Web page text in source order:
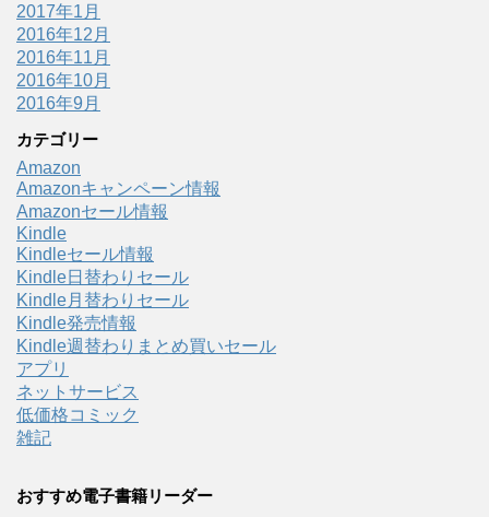
2017年1月
2016年12月
2016年11月
2016年10月
2016年9月
カテゴリー
Amazon
Amazonキャンペーン情報
Amazonセール情報
Kindle
Kindleセール情報
Kindle日替わりセール
Kindle月替わりセール
Kindle発売情報
Kindle週替わりまとめ買いセール
アプリ
ネットサービス
低価格コミック
雑記
おすすめ電子書籍リーダー